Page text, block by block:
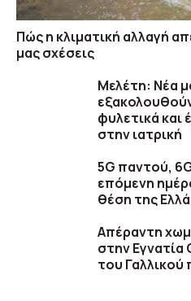
Πώς η κλιματική αλλαγή
μας σχέσεις
Μελέτη: Νέα
φυλετικά
στην ιατρική
5G παντού,
επόμενη
θέση της
Απέραντη
στην Εγνατία
του